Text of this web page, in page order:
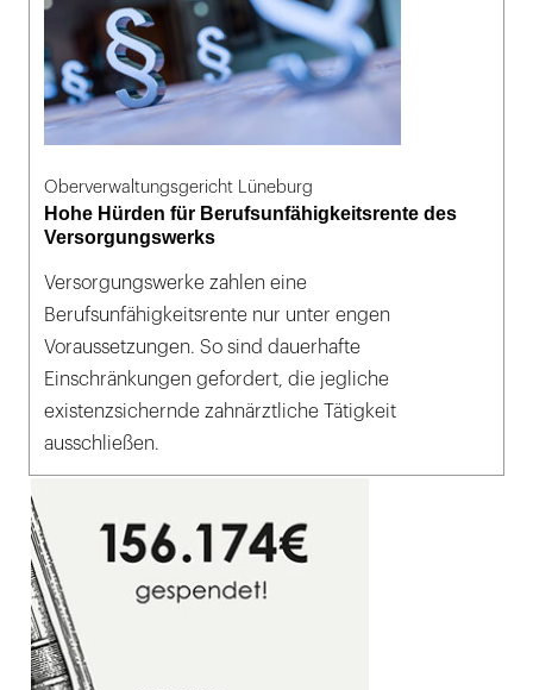
Oberverwaltungsgericht Lüneburg
Hohe Hürden für Berufsunfähigkeitsrente des
Versorgungswerks
Versorgungswerke zahlen eine
Berufsunfähigkeitsrente nur unter engen
Voraussetzungen. So sind dauerhafte
Einschränkungen gefordert, die jegliche
existenzsichernde zahnärztliche Tätigkeit
ausschließen.